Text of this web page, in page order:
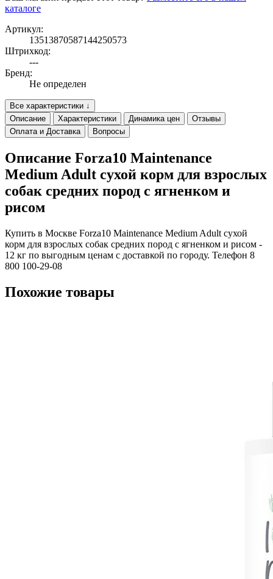
каталоге
Артикул:
13513870587144250573
Штрихкод:
---
Бренд:
Не определен
Все характеристики ↓
Описание
Характеристики Динамика цен
Отзывы
Оплата и Доставка
Вопросы
Описание Forza10 Maintenance
Medium Adult сухой корм для взрослых
собак средних пород с ягненком и
рисом
Купить в Москве Forza10 Maintenance Medium Adult сухой
корм для взрослых собак средних пород с ягненком и рисом -
12 кг по выгодным ценам с доставкой по городу. Телефон 8
800 100-29-08
Похожие товары